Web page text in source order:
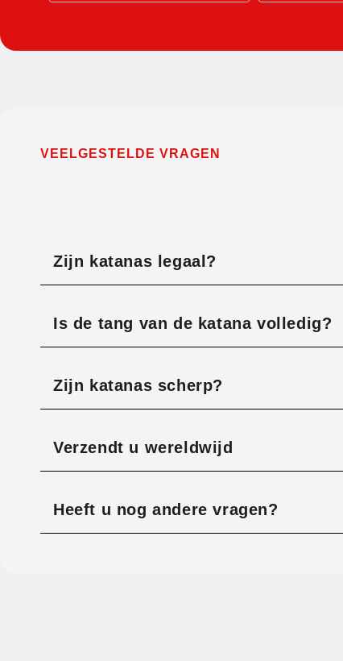
VEELGESTELDE VRAGEN
Zijn katanas legaal?
Is de tang van de katana volledig?
Zijn katanas scherp?
Verzendt u wereldwijd
Heeft u nog andere vragen?